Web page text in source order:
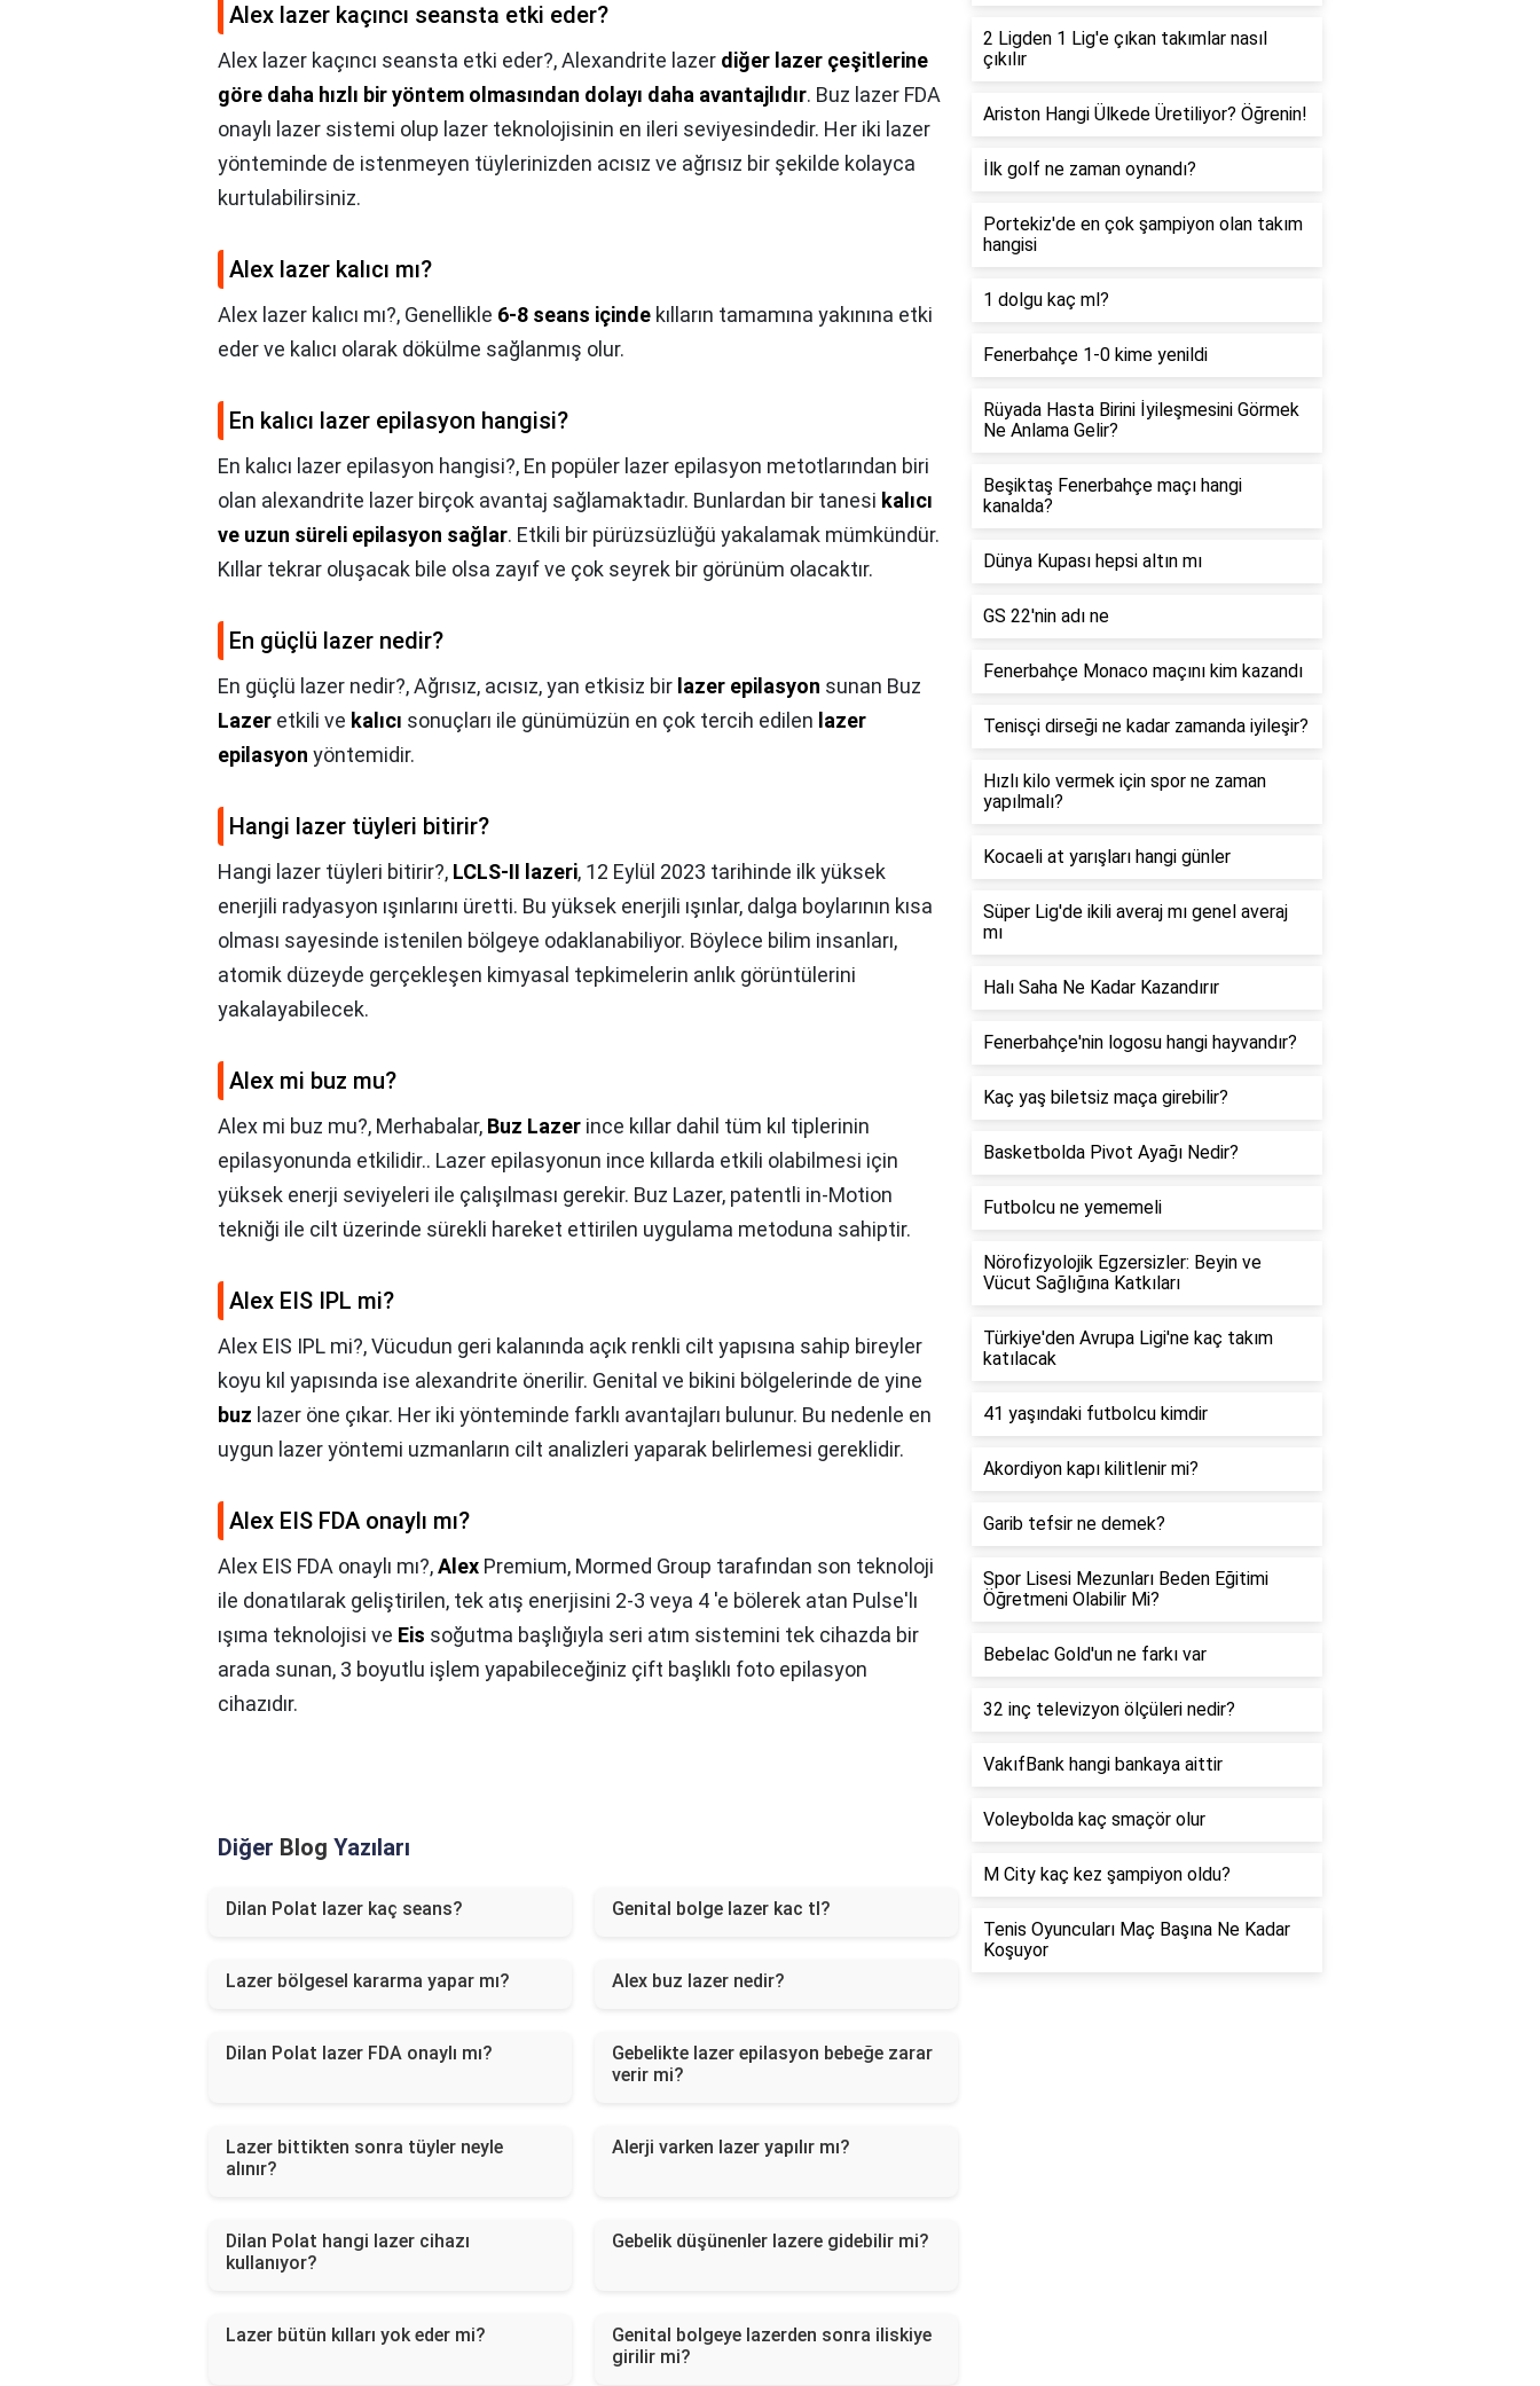
Alex lazer kaçıncı seansta etki eder?
Alex lazer kaçıncı seansta etki eder?,Alexandrite lazer diğer lazer çeşitlerine
göre daha hızlı bir yöntem olmasından dolayı daha avantajlıdır. Buz lazer FDA
onaylı lazer sistemi olup lazer teknolojisinin en ileri seviyesindedir. Her iki lazer
yönteminde de istenmeyen tüylerinizden acısız ve ağrısız bir şekilde kolayca
kurtulabilirsiniz.
Alex lazer kalıcı mı?
Alex lazer kalıcı mı?, Genellikle 6-8 seans içinde kılların tamamına yakınına etki
eder ve kalıcı olarak dökülme sağlanmış olur.
En kalıcı lazer epilasyon hangisi?
En kalıcı lazer epilasyon hangisi?, En popüler lazer epilasyon metotlarından biri
olan alexandrite lazer birçok avantaj sağlamaktadır. Bunlardan bir tanesi kalıcı
ve uzun süreli epilasyon sağlar. Etkili bir pürüzsüzlüğü yakalamak mümkündür.
Kıllar tekrar oluşacak bile olsa zayıf ve çok seyrek bir görünüm olacaktır.
En güçlü lazer nedir?
En güçlü lazer nedir?,Ağrısız, acısız, yan etkisiz bir lazer epilasyon sunan Buz
Lazer etkili ve kalıcı sonuçları ile günümüzün en çok tercih edilen lazer
epilasyon yöntemidir.
Hangi lazer tüyleri bitirir?
Hangi lazer tüyleri bitirir?, LCLS-II lazeri, 12 Eylül 2023 tarihinde ilk yüksek
enerjili radyasyon ışınlarını üretti. Bu yüksek enerjili ışınlar, dalga boylarının kısa
olması sayesinde istenilen bölgeye odaklanabiliyor. Böylece bilim insanları,
atomik düzeyde gerçekleşen kimyasal tepkimelerin anlık görüntülerini
yakalayabilecek.
Alex mi buz mu?
Alex mi buz mu?, Merhabalar, Buz Lazer ince kıllar dahil tüm kıl tiplerinin
epilasyonunda etkilidir.. Lazer epilasyonun ince kıllarda etkili olabilmesi için
yüksek enerji seviyeleri ile çalışılması gerekir. Buz Lazer, patentli in-Motion
tekniği ile cilt üzerinde sürekli hareket ettirilen uygulama metoduna sahiptir.
Alex EIS IPL mi?
Alex EIS IPL mi?,Vücudun geri kalanında açık renkli cilt yapısına sahip bireyler
koyu kıl yapısında ise alexandrite önerilir. Genital ve bikini bölgelerinde de yine
buz lazer öne çıkar. Her iki yönteminde farklı avantajları bulunur. Bu nedenle en
uygun lazer yöntemi uzmanların cilt analizleri yaparak belirlemesi gereklidir.
Alex EIS FDA onaylı mı?
Alex EIS FDA onaylı mı?,Alex Premium, Mormed Group tarafından son teknoloji
ile donatılarak geliştirilen, tek atış enerjisini 2-3 veya 4 'e bölerek atan Pulse'lı
ışıma teknolojisi ve Eis soğutma başlığıyla seri atım sistemini tek cihazda bir
arada sunan, 3 boyutlu işlem yapabileceğiniz çift başlıklı foto epilasyon
cihazıdır.
Diğer Blog Yazıları
Dilan Polat lazer kaç seans? Genital bolge lazer kac tl?
Lazer bölgesel kararma yapar mı? Alex buz lazer nedir?
Dilan Polat lazer FDA onaylı mı?
Gebelikte lazer epilasyon bebeğe zarar
verir mi?
Lazer bittikten sonra tüyler neyle
alınır?
Alerji varken lazer yapılır mı?
Dilan Polat hangi lazer cihazı
kullanıyor?
Gebelik düşünenler lazere gidebilir mi?
Lazer bütün kılları yok eder mi?
Genital bolgeye lazerden sonra iliskiye
girilir mi?
2 Ligden 1 Lig'e çıkan takımlar nasıl
çıkılır
Ariston Hangi Ülkede Üretiliyor? Öğrenin!
İlk golf ne zaman oynandı?
Portekiz'de en çok şampiyon olan takım
hangisi
1 dolgu kaç ml?
Fenerbahçe 1-0 kime yenildi
Rüyada Hasta Birini İyileşmesini Görmek
Ne Anlama Gelir?
Beşiktaş Fenerbahçe maçı hangi
kanalda?
Dünya Kupası hepsi altın mı
GS 22'nin adı ne
Fenerbahçe Monaco maçını kim kazandı
Tenisçi dirseği ne kadar zamanda iyileşir?
Hızlı kilo vermek için spor ne zaman
yapılmalı?
Kocaeli at yarışları hangi günler
Süper Lig'de ikili averaj mı genel averaj
mı
Halı Saha Ne Kadar Kazandırır
Fenerbahçe'nin logosu hangi hayvandır?
Kaç yaş biletsiz maça girebilir?
Basketbolda Pivot Ayağı Nedir?
Futbolcu ne yememeli
Nörofizyolojik Egzersizler: Beyin ve
Vücut Sağlığına Katkıları
Türkiye'den Avrupa Ligi'ne kaç takım
katılacak
41 yaşındaki futbolcu kimdir
Akordiyon kapı kilitlenir mi?
Garib tefsir ne demek?
Spor Lisesi Mezunları Beden Eğitimi
Öğretmeni Olabilir Mi?
Bebelac Gold'un ne farkı var
32 inç televizyon ölçüleri nedir?
VakıfBank hangi bankaya aittir
Voleybolda kaç smaçör olur
M City kaç kez şampiyon oldu?
Tenis Oyuncuları Maç Başına Ne Kadar
Koşuyor